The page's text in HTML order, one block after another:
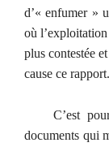
d’« enfumer »
où
plus contestée
cause ce rapport.
C’est
documents qui